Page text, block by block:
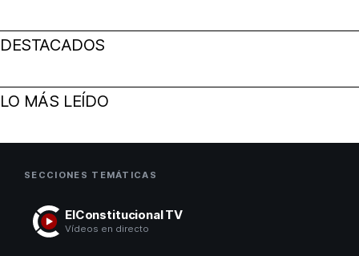
DESTACADOS
LO MÁS LEÍDO
SECCIONES TEMÁTICAS
ElConstitucional TV
Vídeos en directo